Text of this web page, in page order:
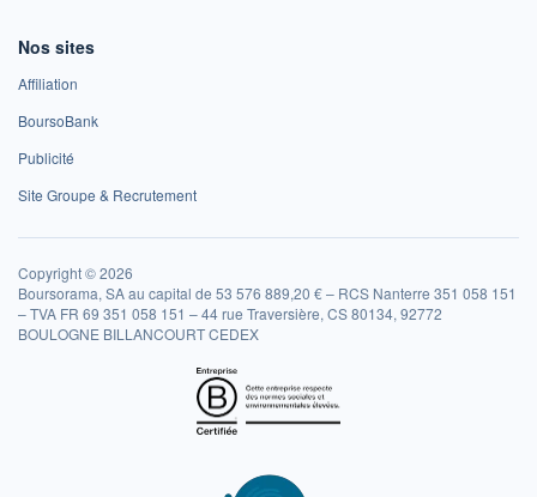
Nos sites
Affiliation
BoursoBank
Publicité
Site Groupe & Recrutement
Copyright © 2026
Boursorama, SA au capital de 53 576 889,20 € – RCS Nanterre 351 058 151
– TVA FR 69 351 058 151 – 44 rue Traversière, CS 80134, 92772
BOULOGNE BILLANCOURT CEDEX